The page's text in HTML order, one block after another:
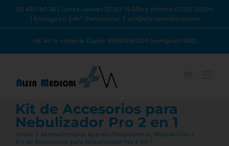
Saltar93 430 90 36 | Lunes-Jueves 07:30-15:30h y Viernes 07:30-15:00h
| Entrega en 24h* (Península)
am@alssamedical.com
-5€ en 1ª compra: Cupón BIENVENIDO5 (compras>50€)
Kit de Accesorios para
Nebulizador Pro 2 en 1
Inicio Aerosolterapia Aparato Respiratorio Mascarillas
Kit de Accesorios para Nebulizador Pro 2 en 1